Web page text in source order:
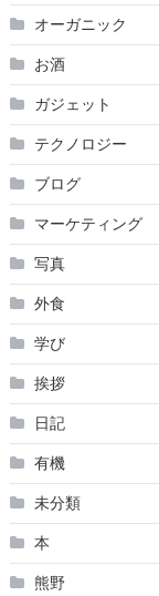
オーガニック
お酒
ガジェット
テクノロジー
ブログ
マーケティング
写真
外食
学び
挨拶
日記
有機
未分類
本
熊野